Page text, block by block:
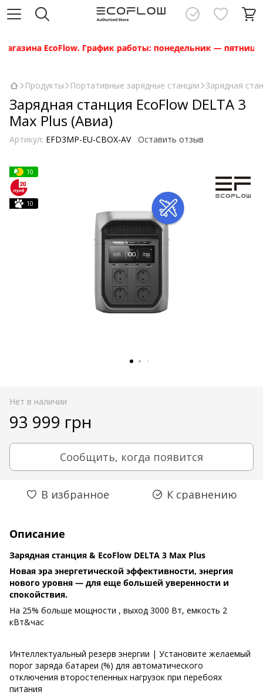
EcoFlow. График работы: понедельник — пятница с
Продукты Портативные зарядные станции Зарядная
Зарядная станция EcoFlow DELTA 3
Max Plus (Авиа)
Артикул: EFD3MP-EU-CBOX-AV Оставить отзыв
10
10
Нет в наличии
93 999 грн
Сообщить, когда появится
В избранное К сравнению
Описание
Зарядная станция & EcoFlow DELTA 3 Max Plus
Новая эра энергетической эффективности, энергия
нового уровня — для еще большей уверенности и
спокойствия.
На 25% больше мощности , выход 3000 Вт, емкость 2
кВт&час
Интеллектуальный резерв энергии | Установите желаемый
порог заряда батареи (%) для автоматического
отключения второстепенных нагрузок при перебоях
питания